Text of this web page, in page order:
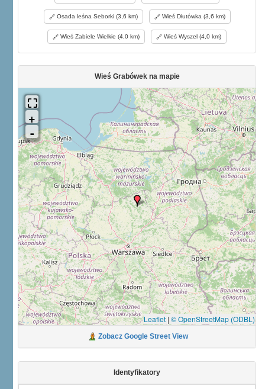
Osada leśna Seborki (3,6 km) Wieś Dłutówka (3,6 km)
Wieś Zabiele Wielkie (4,0 km) Wieś Wyszel (4,0 km)
Wieś Grabówek na mapie
Leaflet | © OpenStreetMap (ODBL)
Zobacz Google Street View
Identyfikatory